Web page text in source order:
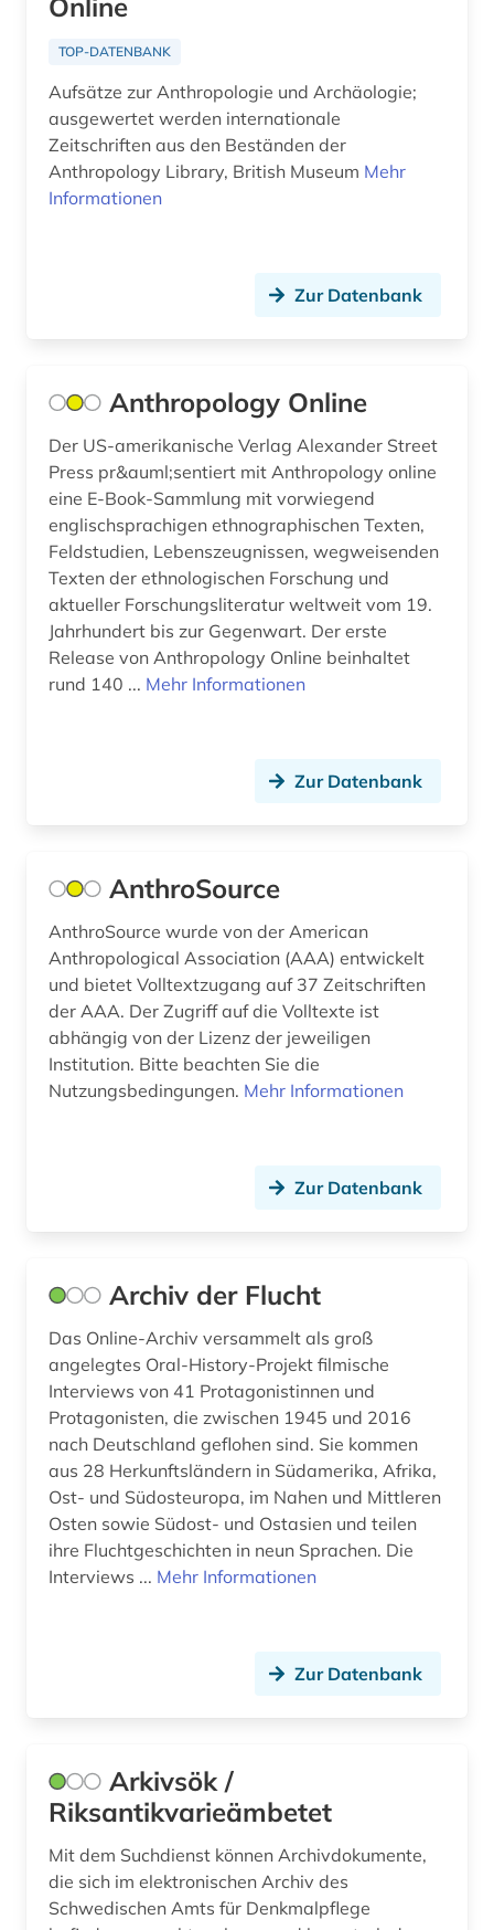
gefallener (1)
geisteswissenschaften (10)
gentechnik (1)
geografie (2)
geschichte (58)
geschichte 1000-2000 (1)
geschichte 1025-1150 (1)
geschichte 1600-1900 (1)
geschichte 1941-1 (1)
geschichte 3350 v.chr.-400 v.chr. (1)
geschlechterforschung (1)
großbritannien (2)
grönland (2)
gutshof (1)
halle (saale) (1)
hausa (1)
heiligenverehrung (1)
heiliger (1)
hethitisch (1)
hexe (1)
hexenverfolgung (1)
heyne (1)
hispanistik (4)
historische persönlichkeit (1)
hochkulturen (1)
Online
TOP-DATENBANK
Aufsätze zur Anthropologie und Archäologie;
ausgewertet werden internationale
Zeitschriften aus den Beständen der
Anthropology Library, British Museum Mehr
Informationen
Zur Datenbank
Anthropology Online
Der US-amerikanische Verlag Alexander Street
Press pr&auml;sentiert mit Anthropology online
eine E-Book-Sammlung mit vorwiegend
englischsprachigen ethnographischen Texten,
Feldstudien, Lebenszeugnissen, wegweisenden
Texten der ethnologischen Forschung und
aktueller Forschungsliteratur weltweit vom 19.
Jahrhundert bis zur Gegenwart. Der erste
Release von Anthropology Online beinhaltet
rund 140 ... Mehr Informationen
Zur Datenbank
AnthroSource
AnthroSource wurde von der American
Anthropological Association (AAA) entwickelt
und bietet Volltextzugang auf 37 Zeitschriften
der AAA. Der Zugriff auf die Volltexte ist
abhängig von der Lizenz der jeweiligen
Institution. Bitte beachten Sie die
Nutzungsbedingungen. Mehr Informationen
Zur Datenbank
Archiv der Flucht
Das Online-Archiv versammelt als groß
angelegtes Oral-History-Projekt filmische
Interviews von 41 Protagonistinnen und
Protagonisten, die zwischen 1945 und 2016
nach Deutschland geflohen sind. Sie kommen
aus 28 Herkunftsländern in Südamerika, Afrika,
Ost- und Südosteuropa, im Nahen und Mittleren
Osten sowie Südost- und Ostasien und teilen
ihre Fluchtgeschichten in neun Sprachen. Die
Interviews ... Mehr Informationen
Zur Datenbank
Arkivsök /
Riksantikvarieämbetet
Mit dem Suchdienst können Archivdokumente,
die sich im elektronischen Archiv des
Schwedischen Amts für Denkmalpflege